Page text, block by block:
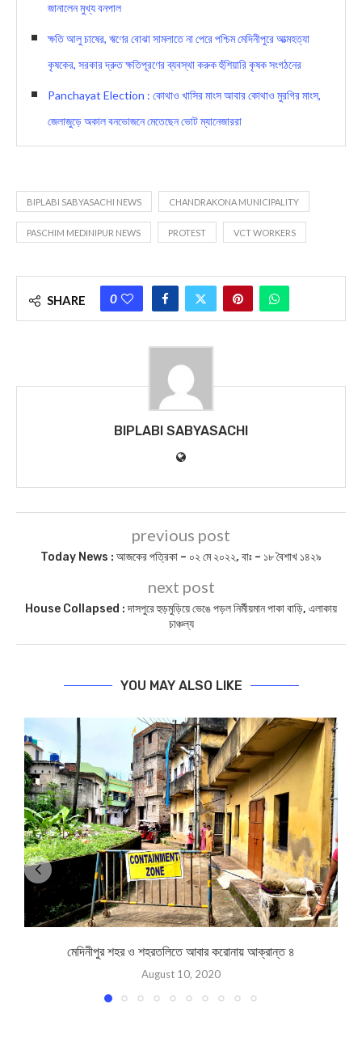
জানালেন মুখ্য বনপাল
ক্ষতি আলু চাষের, ঋণের বোঝা সামলাতে না পেরে পশ্চিম মেদিনীপুরে আত্মহত্যা
কৃষকের, সরকার দ্রুত ক্ষতিপূরণের ব্যবস্থা করুক হুঁশিয়ারি কৃষক সংগঠনের
Panchayat Election : কোথাও খাসির মাংস আবার কোথাও মুরগির মাংস,
জেলাজুড়ে অকাল বনভোজনে মেতেছেন ভোট ম্যানেজাররা
BIPLABI SABYASACHI NEWS CHANDRAKONA MUNICIPALITY
PASCHIM MEDINIPUR NEWS PROTEST VCT WORKERS
SHARE 0
BIPLABI SABYASACHI
previous post
Today News : আজকের পত্রিকা – ০২ মে ২০২২, বাঃ – ১৮ বৈশাখ ১৪২৯
next post
House Collapsed : দাসপুরে হুড়মুড়িয়ে ভেঙে পড়ল নির্মীয়মান পাকা বাড়ি, এলাকায়
চাঞ্চল্য
YOU MAY ALSO LIKE
মেদিনীপুর শহর ও শহরতলিতে আবার করোনায় আক্রান্ত ৪
August 10, 2020